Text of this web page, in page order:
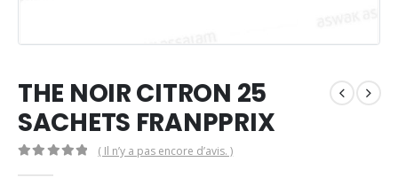
THE NOIR CITRON 25
SACHETS FRANPPRIX
( Il n’y a pas encore d’avis. )